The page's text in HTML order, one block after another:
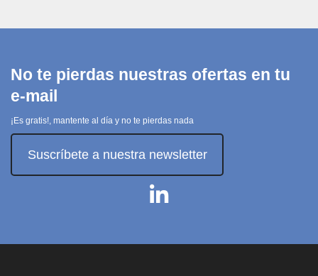
No te pierdas nuestras ofertas en tu
e-mail
¡Es gratis!, mantente al día y no te pierdas nada
Suscríbete a nuestra newsletter